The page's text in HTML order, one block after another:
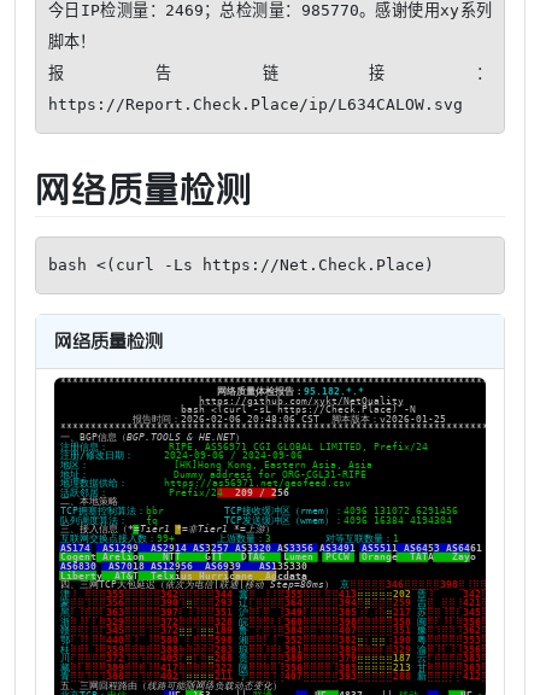
今日IP检测量：2469；总检测量：985770。感谢使用xy系列
脚本！
报告链接：
网络质量检测
bash <(curl -Ls https://Net.Check.Place)
网络质量检测